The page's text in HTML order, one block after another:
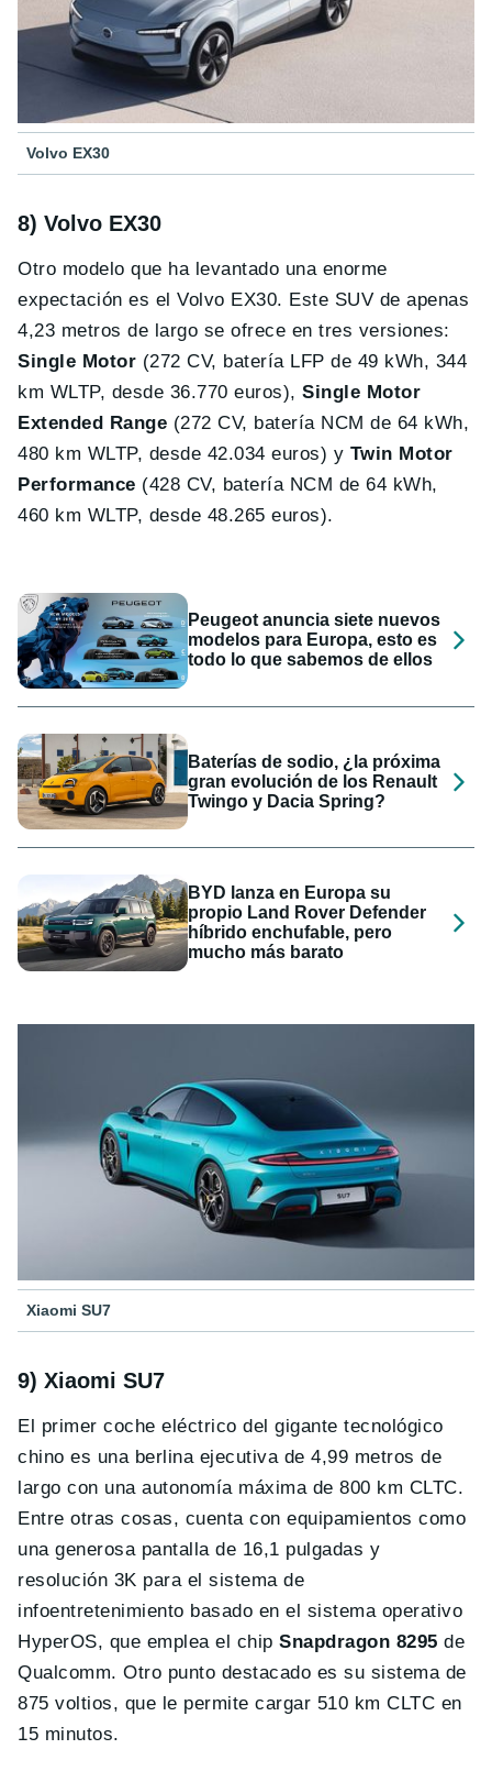
Volvo EX30
8) Volvo EX30
Otro modelo que ha levantado una enorme
expectación es el Volvo EX30. Este SUV de apenas
4,23 metros de largo se ofrece en tres versiones:
Single Motor (272 CV, batería LFP de 49 kWh, 344
km WLTP, desde 36.770 euros),Single Motor
Extended Range (272 CV, batería NCM de 64 kWh,
480 km WLTP, desde 42.034 euros) y Twin Motor
Performance (428 CV, batería NCM de 64 kWh,
460 km WLTP, desde 48.265 euros).
Peugeot anuncia siete nuevos
modelos para Europa, esto es
todo lo que sabemos de ellos
Baterías de sodio, ¿la próxima
gran evolución de los Renault
Twingo y Dacia Spring?
BYD lanza en Europa su
propio Land Rover Defender
híbrido enchufable, pero
mucho más barato
Xiaomi SU7
9) Xiaomi SU7
El primer coche eléctrico del gigante tecnológico
chino es una berlina ejecutiva de 4,99 metros de
largo con una autonomía máxima de 800 km CLTC.
Entre otras cosas, cuenta con equipamientos como
una generosa pantalla de 16,1 pulgadas y
resolución 3K para el sistema de
infoentretenimiento basado en el sistema operativo
HyperOS, que emplea el chipSnapdragon 8295 de
Qualcomm. Otro punto destacado es su sistema de
875 voltios, que le permite cargar 510 km CLTC en
15 minutos.